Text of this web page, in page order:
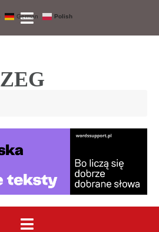
German Polish